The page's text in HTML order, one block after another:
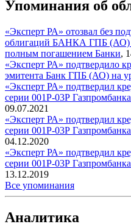
Упоминания об
«Эксперт РА» отозвал без
облигаций БАНКА ГПБ (АО)
полным погашением Банки,
«Эксперт РА» подтвердило
эмитента Банк ГПБ (АО) на
«Эксперт РА» подтвердил
серии 001Р-03Р
09.07.2021
«Эксперт РА» подтвердил
серии 001Р-03Р
04.12.2020
«Эксперт РА» подтвердил
серии 001Р-03Р
13.12.2019
Все упоминания
Аналитика